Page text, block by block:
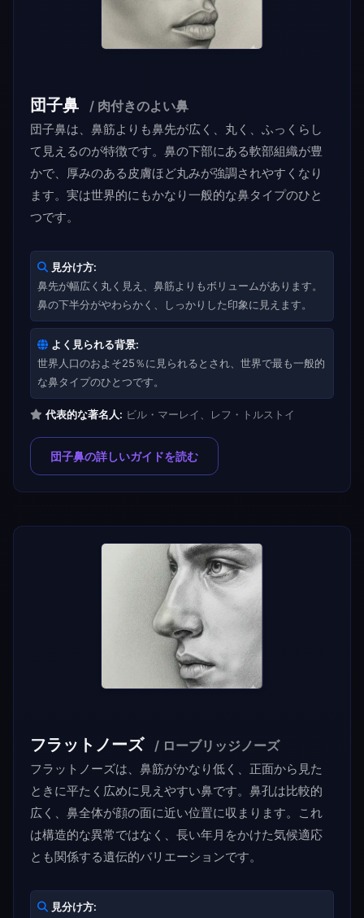
団子鼻 / 肉付きのよい鼻
団子鼻は、鼻筋よりも鼻先が広く、丸く、ふっくらし
て見えるのが特徴です。鼻の下部にある軟部組織が豊
かで、厚みのある皮膚ほど丸みが強調されやすくなり
ます。実は世界的にもかなり一般的な鼻タイプのひと
つです。
見分け方:
鼻先が幅広く丸く見え、鼻筋よりもボリュームがあります。
鼻の下半分がやわらかく、しっかりした印象に見えます。
よく見られる背景:
世界人口のおよそ25％に見られるとされ、世界で最も一般的
な鼻タイプのひとつです。
代表的な著名人: ビル・マーレイ、レフ・トルストイ
団子鼻の詳しいガイドを読む
フラットノーズ / ローブリッジノーズ
フラットノーズは、鼻筋がかなり低く、正面から見た
ときに平たく広めに見えやすい鼻です。鼻孔は比較的
広く、鼻全体が顔の面に近い位置に収まります。これ
は構造的な異常ではなく、長い年月をかけた気候適応
とも関係する遺伝的バリエーションです。
見分け方: